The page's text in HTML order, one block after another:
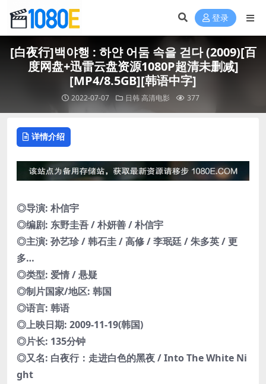
登录
[白夜行]백야행 : 하얀 어둠 속을 걷다 (2009)[百
度网盘+迅雷云盘资源1080P超清未删减]
[MP4/8.5GB][韩语中字]
2022-07-07 日韩高清电影 377
详情介绍
◎导演: 朴信宇
◎编剧: 东野圭吾 / 朴妍善 / 朴信宇
◎主演: 孙艺珍 / 韩石圭 / 高修 / 李珉廷 / 朱多英 / 更
多…
◎类型: 爱情 / 悬疑
◎制片国家/地区: 韩国
◎语言: 韩语
◎上映日期: 2009-11-19(韩国)
◎片长: 135分钟
◎又名: 白夜行：走进白色的黑夜 / Into The White Ni
ght